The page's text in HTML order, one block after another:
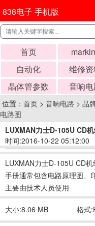
838电子 手机版
首页
自动化
维修
晶体管参数
音响
位置： 首页 > 音响电路 > 品
电路图
LUXMAN力士D-105U CD
时间:2016-10-22 05:12:00
LUXMAN力士D-105U CD
手册通常包含电路原理图、
主要由技术人员使用
大小:8.06 MB 格式